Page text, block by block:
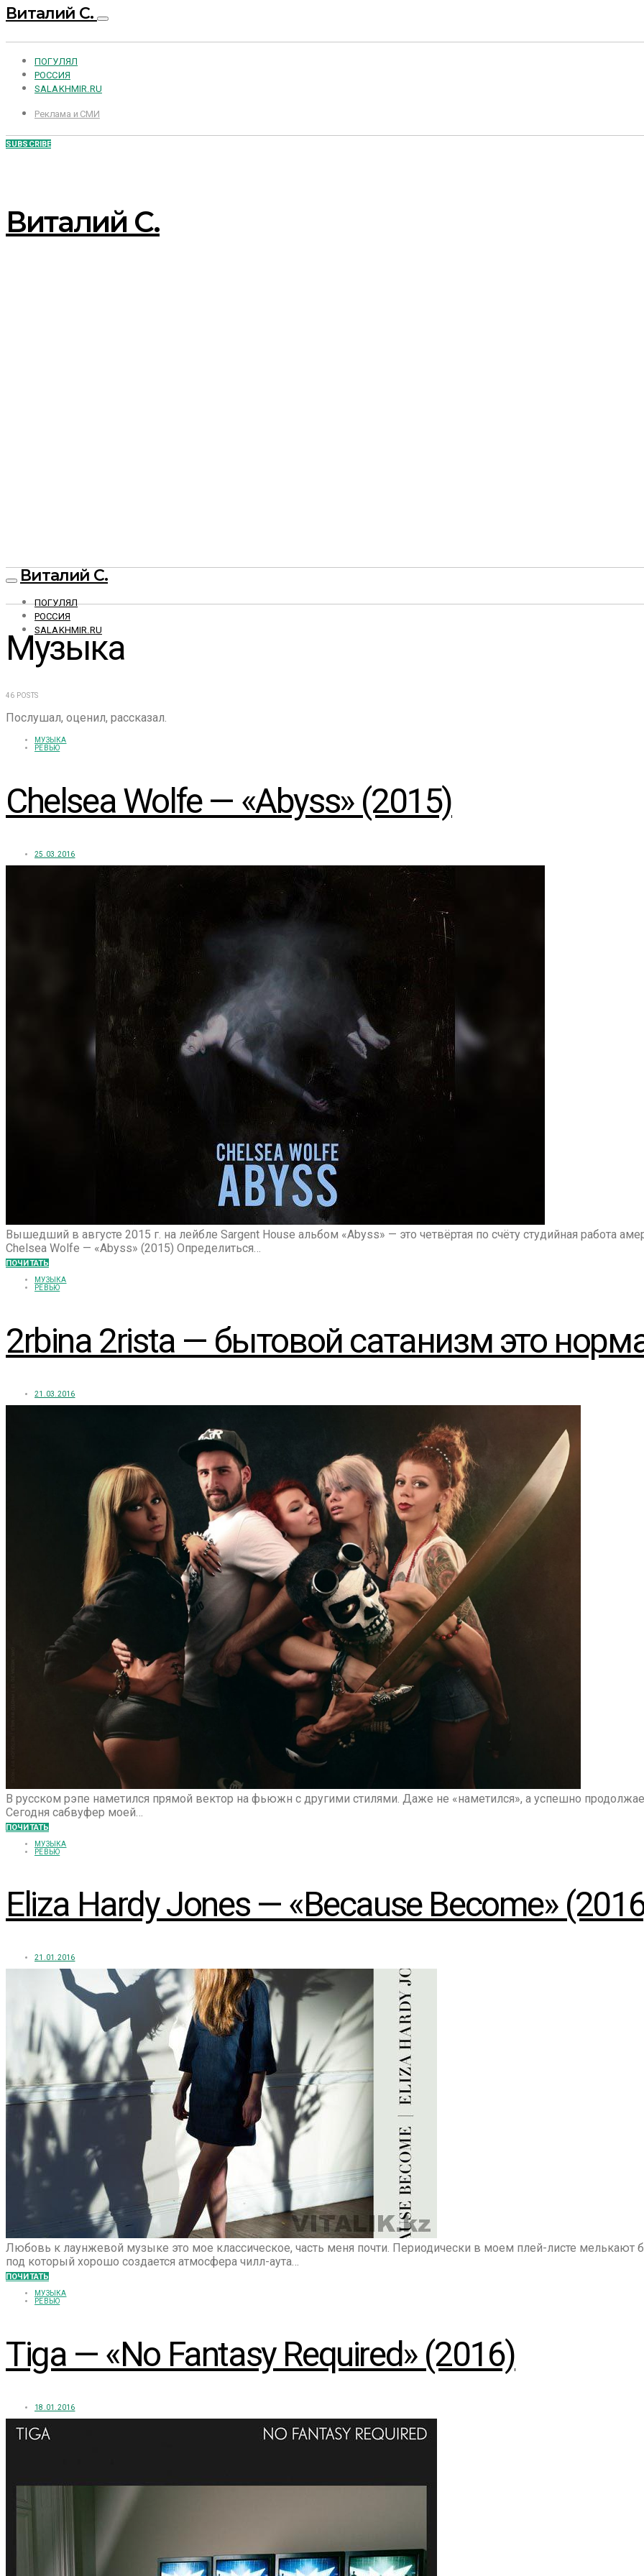
Виталий С.
ПОГУЛЯЛ
РОССИЯ
SALAKHMIR.RU
Реклама и СМИ
SUBSCRIBE
Виталий С.
Виталий С.
ПОГУЛЯЛ
РОССИЯ
SALAKHMIR.RU
Музыка
46 POSTS
Послушал, оценил, рассказал.
МУЗЫКА
РЕВЬЮ
Chelsea Wolfe — «Abyss» (2015)
25.03.2016
Вышедший в августе 2015 г. на лейбле Sargent House альбом «Abyss» — это четвёртая по счёту студийная работа
Chelsea Wolfe — «Abyss» (2015) Определиться…
ПОЧИТАТЬ
МУЗЫКА
РЕВЬЮ
2rbina 2rista — бытовой сатанизм это
21.03.2016
В русском рэпе наметился прямой вектор на фьюжн с другими стилями. Даже не «наметился», а успешно
Сегодня сабвуфер моей…
ПОЧИТАТЬ
МУЗЫКА
РЕВЬЮ
Eliza Hardy Jones — «Because Become»
21.01.2016
Любовь к лаунжевой музыке это мое классическое, часть меня почти. Периодически в моем плей-листе мелькают
под который хорошо создается атмосфера чилл-аута…
ПОЧИТАТЬ
МУЗЫКА
РЕВЬЮ
Tiga — «No Fantasy Required» (2016)
18.01.2016